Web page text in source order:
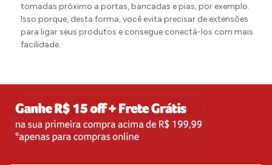
tomadas próximo a portas, bancadas e pias, por exemplo.
Isso porque, desta forma, você evita precisar de extensões
para ligar seus produtos e consegue conectá-los com mais
facilidade.